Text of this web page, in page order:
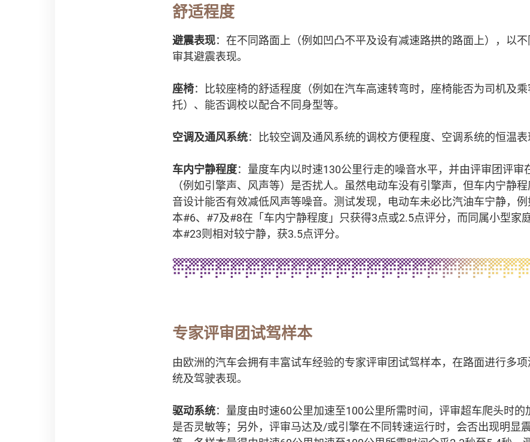
舒适程度
避震表现：在不同路面上（例如凹凸不平及设有减速路拱的路面上），以
审其避震表现。
座椅：比较座椅的舒适程度（例如在汽车高速转弯时，座椅能否为司机及
托）、能否调校以配合不同身型等。
空调及通风系统：比较空调及通风系统的调校方便程度、空调系统的恒温表
车内宁静程度：量度车内以时速130公里行走的噪音水平，并由评审团评审
（例如引擎声、风声等）是否扰人。虽然电动车没有引擎声，但车内宁静
音设计能否有效减低风声等噪音。测试发现，电动车未必比汽油车宁静，
本#6、#7及#8在「车内宁静程度」只获得3点或2.5点评分，而同属小型家
本#23则相对较宁静，获3.5点评分。
专家评审团试驾样本
由欧洲的汽车会拥有丰富试车经验的专家评审团试驾样本，在路面进行多
统及驾驶表现。
驱动系统：量度由时速60公里加速至100公里所需时间，评审超车爬头时的
是否灵敏等；另外，评审马达及/或引擎在不同转速运行时，会否出现明显